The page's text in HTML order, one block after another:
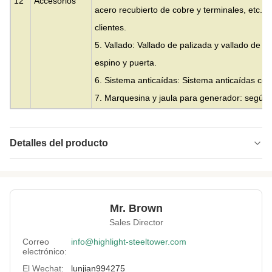
acero recubierto de cobre y terminales, etc.
clientes.
5. Vallado: Vallado de palizada y vallado de
espino y puerta.
6. Sistema anticaídas: Sistema anticaídas
7. Marquesina y jaula para generador:
Detalles del producto
Height: 0-300m
Celosía de 3 o 4 patas
Certification: SGS, CE, ISO
Mr. Brown
Sales Director
Correo
electrónico:
info@highlight-steeltower.com
El Wechat: lunjian994275